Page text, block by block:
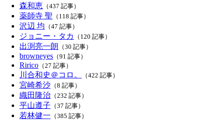
森和恵 （437 記事）
薬師寺 聖 （118 記事）
沢辺 均 （47 記事）
ジョニー・タカ （120 記事）
出渕亮一朗 （30 記事）
browneyes （91 記事）
Ririco （27 記事）
川合和史＠コロ。 （422 記事）
宮崎希沙 （8 記事）
織田隆治 （232 記事）
平山遵子 （37 記事）
若林健一 （385 記事）